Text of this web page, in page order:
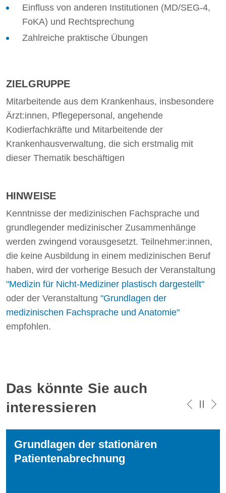
Einfluss von anderen Institutionen (MD/SEG-4,
FoKA) und Rechtsprechung
Zahlreiche praktische Übungen
ZIELGRUPPE
Mitarbeitende aus dem Krankenhaus, insbesondere
Ärzt:innen, Pflegepersonal, angehende
Kodierfachkräfte und Mitarbeitende der
Krankenhausverwaltung, die sich erstmalig mit
dieser Thematik beschäftigen
HINWEISE
Kenntnisse der medizinischen Fachsprache und
grundlegender medizinischer Zusammenhänge
werden zwingend vorausgesetzt. Teilnehmer:innen,
die keine Ausbildung in einem medizinischen Beruf
haben, wird der vorherige Besuch der Veranstaltung
"Medizin für Nicht-Mediziner plastisch dargestellt"
oder der Veranstaltung "Grundlagen der
medizinischen Fachsprache und Anatomie"
empfohlen.
Das könnte Sie auch
interessieren
Grundlagen der stationären
Patientenabrechnung